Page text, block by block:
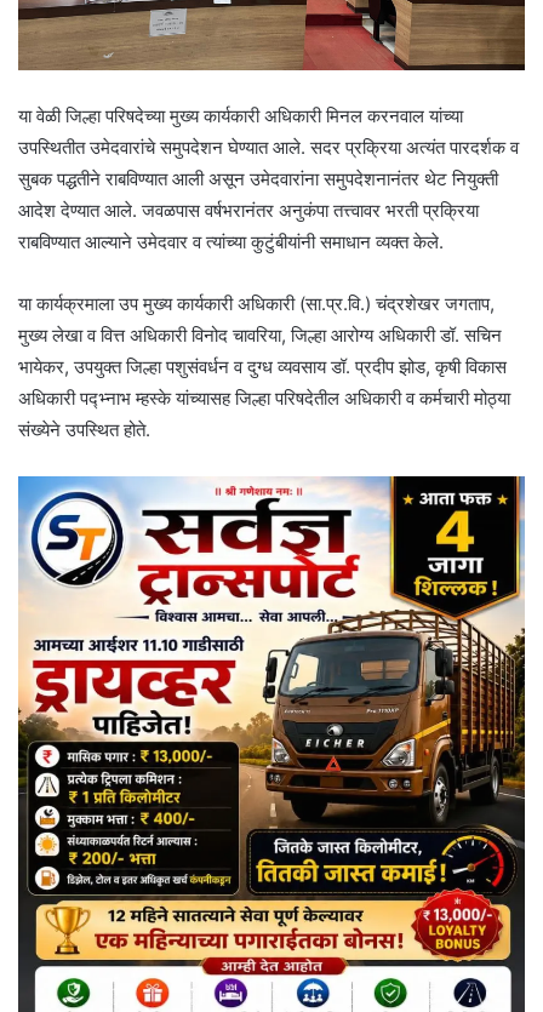
या वेळी जिल्हा परिषदेच्या मुख्य कार्यकारी अधिकारी मिनल करनवाल यांच्या
उपस्थितीत उमेदवारांचे समुपदेशन घेण्यात आले. सदर प्रक्रिया अत्यंत पारदर्शक व
सुबक पद्धतीने राबविण्यात आली असून उमेदवारांना समुपदेशनानंतर थेट नियुक्ती
आदेश देण्यात आले. जवळपास वर्षभरानंतर अनुकंपा तत्त्वावर भरती प्रक्रिया
राबविण्यात आल्याने उमेदवार व त्यांच्या कुटुंबीयांनी समाधान व्यक्त केले.
या कार्यक्रमाला उप मुख्य कार्यकारी अधिकारी (सा.प्र.वि.) चंद्रशेखर जगताप,
मुख्य लेखा व वित्त अधिकारी विनोद चावरिया, जिल्हा आरोग्य अधिकारी डॉ. सचिन
भायेकर, उपयुक्त जिल्हा पशुसंवर्धन व दुग्ध व्यवसाय डॉ. प्रदीप झोड, कृषी विकास
अधिकारी पद्भ्नाभ म्हस्के यांच्यासह जिल्हा परिषदेतील अधिकारी व कर्मचारी मोठ्या
संख्येने उपस्थित होते.